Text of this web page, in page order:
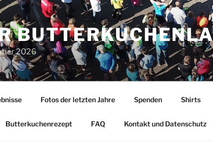
2026
Fotos der letzten Jahre Spenden Shirts
Butterkuchenrezept FAQ Kontakt und Datenschutz